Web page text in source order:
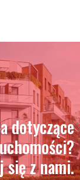
dotyczące
się z nami.